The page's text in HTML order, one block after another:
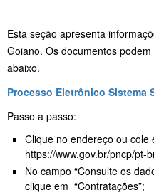
Esta seção apresenta
Goiano. Os documentos
abaixo.
Processo Eletrônico Sistema
Passo a passo:
Clique no endereço ou cole
https://www.gov.br/pncp/pt-
No campo “Consulte os
clique em “Contratações”;